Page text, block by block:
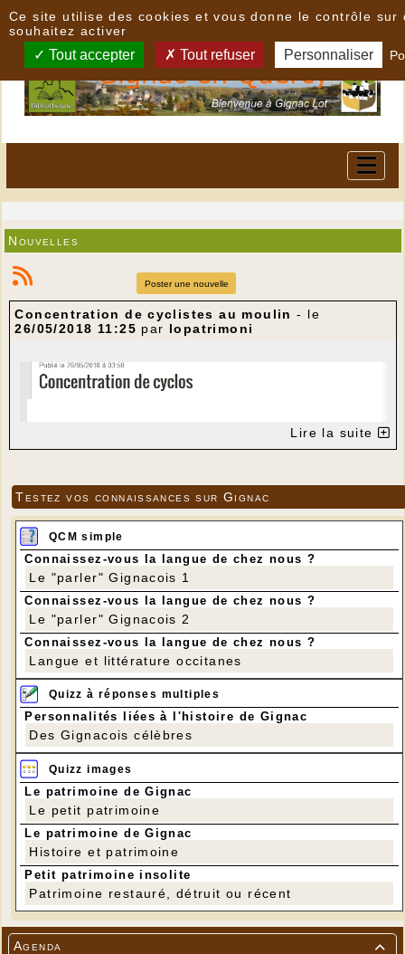

Agenda
Nouvelles
Poster une nouvelle
Concentration de cyclistes au moulin - le
26/05/2018 11:25 par lopatrimoni
Lire la suite
Testez vos connaissances sur Gignac
QCM simple
Connaissez-vous la langue de chez nous ?
Le "parler" Gignacois 1
Connaissez-vous la langue de chez nous ?
Le "parler" Gignacois 2
Connaissez-vous la langue de chez nous ?
Langue et littérature occitanes
Quizz à réponses multiples
Personnalités liées à l'histoire de Gignac
Des Gignacois célèbres
Quizz images
Le patrimoine de Gignac
Le petit patrimoine
Le patrimoine de Gignac
Histoire et patrimoine
Petit patrimoine insolite
Patrimoine restauré, détruit ou récent
Ce site utilise des cookies et vous donne le contrôle sur
souhaitez activer
Tout accepter Tout refuser Personnaliser